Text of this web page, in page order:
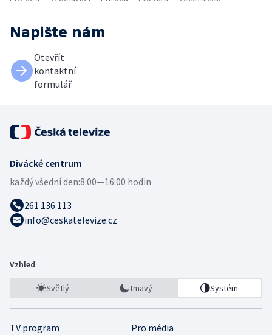
Napište nám
Otevřít
kontaktní
formulář
Divácké centrum
každý všední den:8:00—16:00 hodin
261 136 113
info@ceskatelevize.cz
Vzhled
Světlý Tmavý Systém
TV program
Pro média